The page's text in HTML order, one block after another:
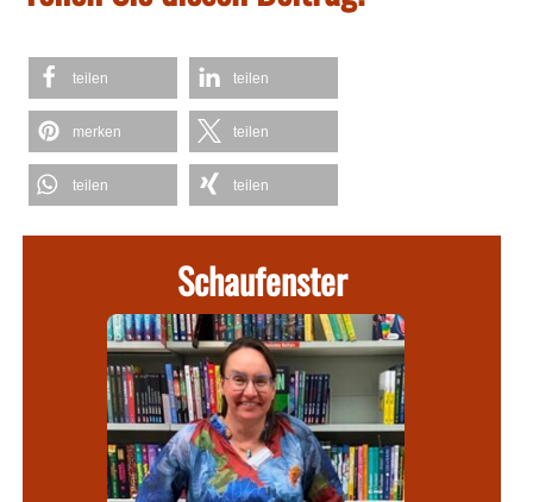
teilen teilen
merken teilen
teilen teilen
Schaufenster